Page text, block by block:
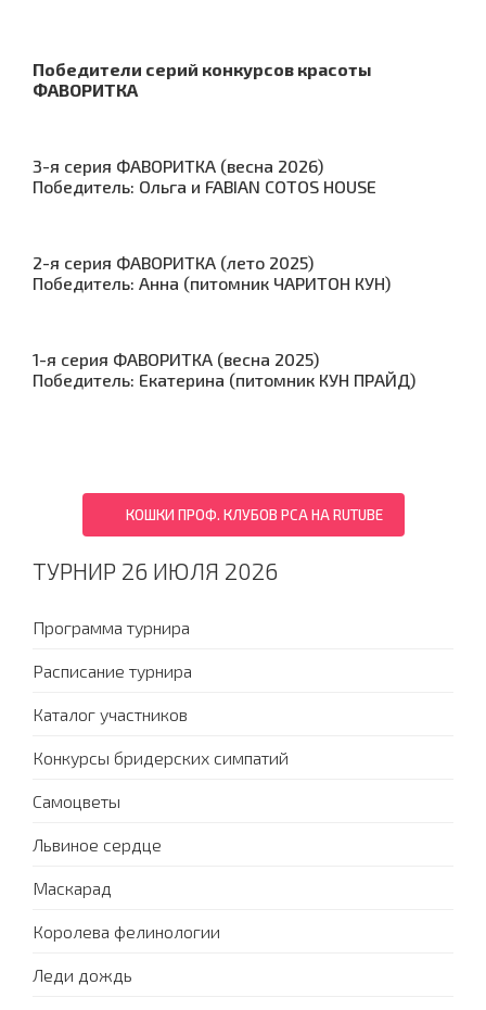
Победители серий конкурсов красоты
ФАВОРИТКА
3-я серия ФАВОРИТКА (весна 2026)
Победитель: Ольга и FABIAN COTOS HOUSE
2-я серия ФАВОРИТКА (лето 2025)
Победитель: Анна (питомник ЧАРИТОН КУН)
1-я серия ФАВОРИТКА (весна 2025)
Победитель: Екатерина (питомник КУН ПРАЙД)
КОШКИ ПРОФ. КЛУБОВ PCA НА RUTUBE
ТУРНИР 26 ИЮЛЯ 2026
Программа турнира
Расписание турнира
Каталог участников
Конкурсы бридерских симпатий
Самоцветы
Львиное сердце
Маскарад
Королева фелинологии
Леди дождь